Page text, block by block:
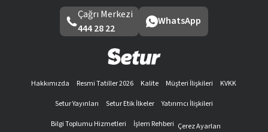
Çağrı Merkezi
444 28 22
WhatsApp
Hakkımızda Resmi Tatiller 2026 Kalite Müşteri İlişkileri
KVKK
Setur Yayınları
Setur Etik İlkeler
Yatırımcı İlişkileri
Bilgi Toplumu Hizmetleri
İşlem Rehberi Çerez Ayarları